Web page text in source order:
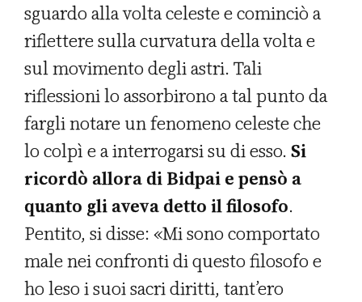
sguardo alla volta celeste e cominciò a
riflettere sulla curvatura della volta e
sul movimento degli astri. Tali
riflessioni lo assorbirono a tal punto da
fargli notare un fenomeno celeste che
lo colpì e a interrogarsi su di esso. Si
ricordò allora di Bidpai e pensò a
quanto gli aveva detto il filosofo.
Pentito, si disse: «Mi sono comportato
male nei confronti di questo filosofo e
ho leso i suoi sacri diritti, tant’ero